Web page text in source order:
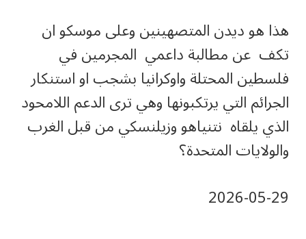
هذا هو ديدن المتصهينين وعلى موسكو ان
تكف عن مطالبة داعمي المجرمين في
فلسطين المحتلة واوكرانيا بشجب او استنكار
الجرائم التي يرتكبونها وهي ترى الدعم اللامحود
الذي يلقاه نتنياهو وزيلنسكي من قبل الغرب
والولايات المتحدة؟
‎2026-‎05-‎29